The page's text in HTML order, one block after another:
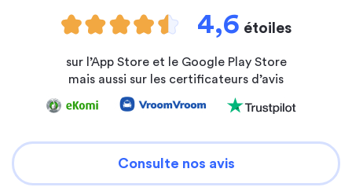
4,6 étoiles
sur l’App Store et le Google Play Store
mais aussi sur les certificateurs d’avis
Consulte nos avis